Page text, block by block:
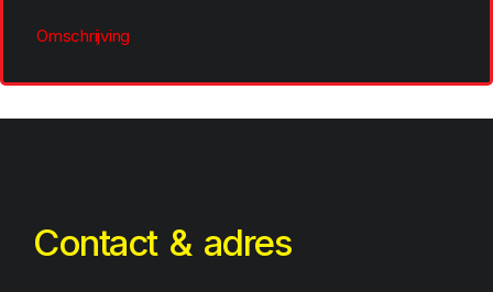
Omschrijving
Contact & adres